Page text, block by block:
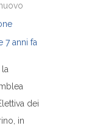
7 anni fa
la
dei
in